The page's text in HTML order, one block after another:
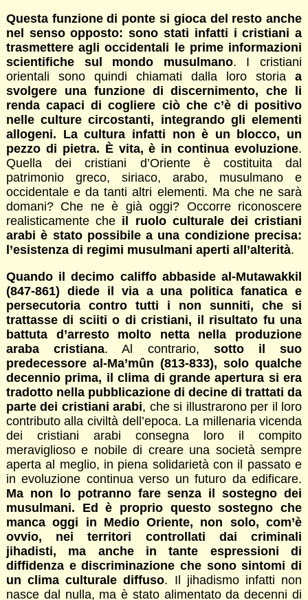
Questa funzione di ponte si gioca del resto anche
nel senso opposto: sono stati infatti i cristiani a
trasmettere agli occidentali le prime informazioni
scientifiche sul mondo musulmano. I cristiani
orientali sono quindi chiamati dalla loro storiaa
svolgere una funzione di discernimento, che li
renda capaci di cogliere ciò che c’è di positivo
nelle culture circostanti, integrando gli elementi
allogeni. La cultura infatti non è un blocco, un
pezzo di pietra. È vita, è in continua evoluzione.
Quella dei cristiani d’Oriente è costituita dal
patrimonio greco, siriaco, arabo, musulmano e
occidentale e da tanti altri elementi. Ma che ne sarà
domani? Che ne è già oggi? Occorre riconoscere
realisticamente che il ruolo culturale dei cristiani
arabi è stato possibile a una condizione precisa:
l’esistenza di regimi musulmani aperti all’alterità.
Quando il decimo califfo abbaside al-Mutawakkil
(847-861) diede il via a una politica fanatica e
persecutoria contro tutti i non sunniti, che si
trattasse di sciiti o di cristiani, il risultato fu una
battuta d’arresto molto netta nella produzione
araba cristiana. Al contrario, sotto il suo
predecessore al-Ma’mûn (813-833), solo qualche
decennio prima, il clima di grande apertura si era
tradotto nella pubblicazione di decine di trattati da
parte dei cristiani arabi, che si illustrarono per il loro
contributo alla civiltà dell’epoca. La millenaria vicenda
dei cristiani arabi consegna loro il compito
meraviglioso e nobile di creare una società sempre
aperta al meglio, in piena solidarietà con il passato e
in evoluzione continua verso un futuro da edificare.
Ma non lo potranno fare senza il sostegno dei
musulmani. Ed è proprio questo sostegno che
manca oggi in Medio Oriente, non solo, com’è
ovvio, nei territori controllati dai criminali
jihadisti, ma anche in tante espressioni di
diffidenza e discriminazione che sono sintomi di
un clima culturale diffuso. Il jihadismo infatti non
nasce dal nulla, ma è stato alimentato da decenni di